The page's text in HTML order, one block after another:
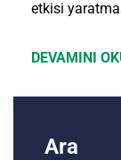
etkisi
DEVAMINI
Ara